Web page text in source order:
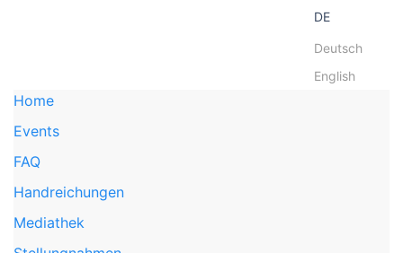
DE
Deutsch
English
Home
Events
FAQ
Handreichungen
Mediathek